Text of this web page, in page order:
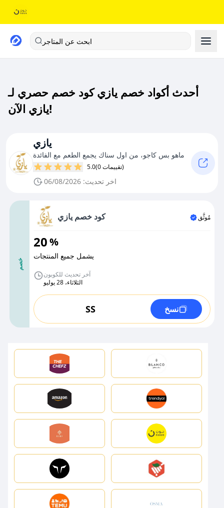
ابحث عن المتاجر
أحدث أكواد خصم يازي كود خصم حصري لـ
يازي الآن!
يازي
ماهو بس كاجو، من اول سناك يجمع الطعم مع الفائدة
5.0 (0 تقييمات)
اخر تحديث: 06/08/2026
خصم
كود خصم يازي مُوثَّق
20%
يشمل جميع المنتجات
آخر تحديث للكوبون
الثلاثاء، 28 يوليو
SS نسخ